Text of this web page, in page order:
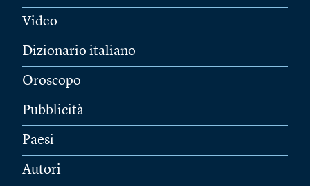
Video
Dizionario italiano
Oroscopo
Pubblicità
Paesi
Autori